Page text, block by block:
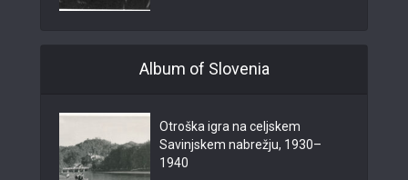
Album of Slovenia
Otroška igra na celjskem
Savinjskem nabrežju, 1930–
1940